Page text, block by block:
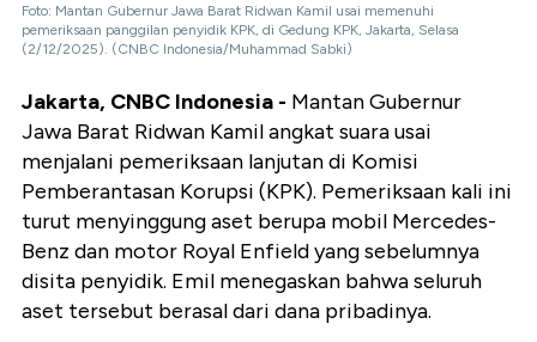
Foto: Mantan Gubernur Jawa Barat Ridwan Kamil usai memenuhi
pemeriksaan panggilan penyidik KPK, di Gedung KPK, Jakarta, Selasa
(2/12/2025). (CNBC Indonesia/Muhammad Sabki)
Jakarta, CNBC Indonesia - Mantan Gubernur
Jawa Barat Ridwan Kamil angkat suara usai
menjalani pemeriksaan lanjutan di Komisi
Pemberantasan Korupsi (KPK). Pemeriksaan kali ini
turut menyinggung aset berupa mobil Mercedes-
Benz dan motor Royal Enfield yang sebelumnya
disita penyidik. Emil menegaskan bahwa seluruh
aset tersebut berasal dari dana pribadinya.